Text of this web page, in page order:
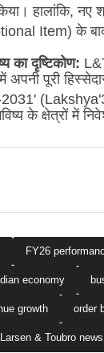
हालांकि, नए
Item) के
का दृष्टिकोण:
में अपनी पूरी
के क्षेत्रों में
FY26
economy
growth order
Larsen & Toubro news